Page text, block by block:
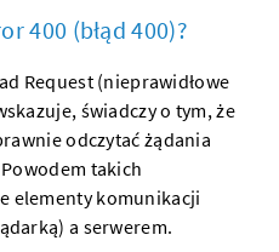
400 (błąd 400)?
Request (nieprawidłowe
świadczy o tym, że
odczytać żądania
takich
elementy komunikacji
a serwerem.